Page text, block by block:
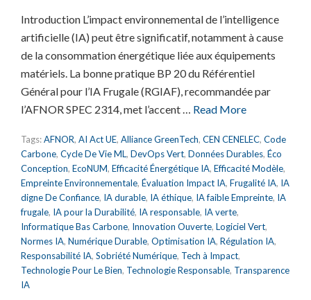
Introduction L’impact environnemental de l’intelligence
artificielle (IA) peut être significatif, notamment à cause
de la consommation énergétique liée aux équipements
matériels. La bonne pratique BP 20 du Référentiel
Général pour l’IA Frugale (RGIAF), recommandée par
l’AFNOR SPEC 2314, met l’accent … Read More
Tags:AFNOR, AI Act UE, Alliance GreenTech, CEN CENELEC, Code
Carbone, Cycle De Vie ML, DevOps Vert, Données Durables, Éco
Conception, EcoNUM, Efficacité Énergétique IA, Efficacité Modèle,
Empreinte Environnementale, Évaluation Impact IA, Frugalité IA, IA
digne De Confiance, IA durable, IA éthique, IA faible Empreinte, IA
frugale, IA pour la Durabilité, IA responsable, IA verte,
Informatique Bas Carbone, Innovation Ouverte, Logiciel Vert,
Normes IA, Numérique Durable, Optimisation IA, Régulation IA,
Responsabilité IA, Sobriété Numérique, Tech à Impact,
Technologie Pour Le Bien, Technologie Responsable, Transparence
IA